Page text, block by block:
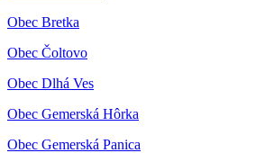
Obec Bretka
Obec Čoltovo
Obec Dlhá Ves
Obec Gemerská Hôrka
Obec Gemerská Panica